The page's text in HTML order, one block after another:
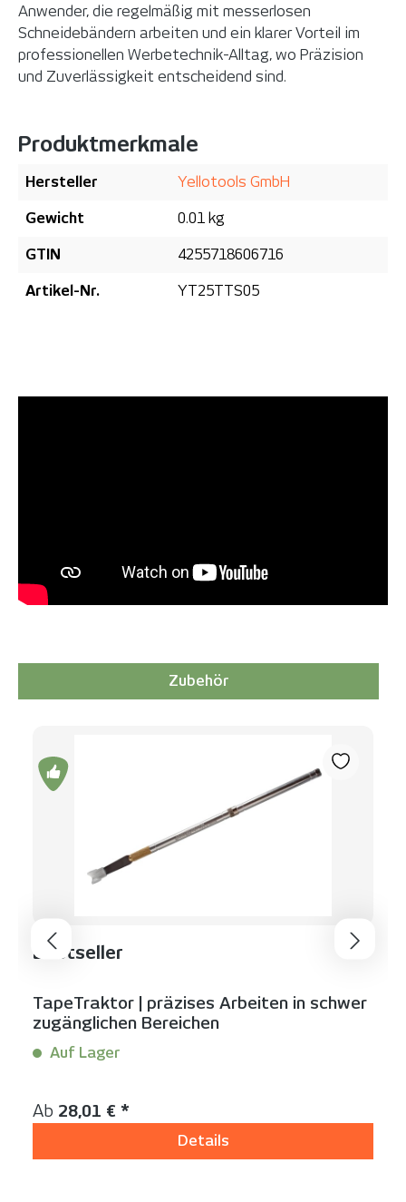
Anwender, die regelmäßig mit messerlosen
Schneidebändern arbeiten und ein klarer Vorteil im
professionellen Werbetechnik-Alltag, wo Präzision
und Zuverlässigkeit entscheidend sind.
Produktmerkmale
Hersteller Yellotools GmbH
Gewicht 0.01 kg
GTIN 4255718606716
Artikel-Nr. YT25TTS05
Zubehör
Bestseller
TapeTraktor | präzises Arbeiten in schwer
zugänglichen Bereichen
Auf Lager
Regulärer Preis:
Ab 28,01 € *
Details